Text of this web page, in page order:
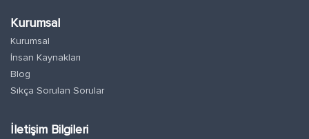
Kurumsal
Kurumsal
İnsan Kaynakları
Blog
Sıkça Sorulan Sorular
İletişim Bilgileri